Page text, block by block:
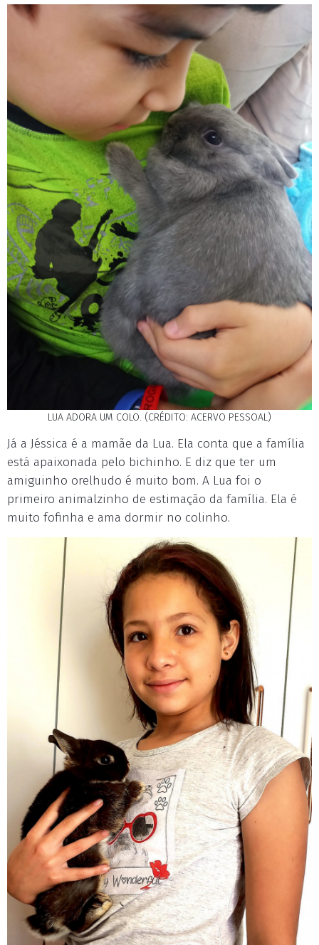
LUA ADORA UM COLO. (CRÉDITO: ACERVO PESSOAL)
Já a Jéssica é a mamãe da Lua. Ela conta que a família
está apaixonada pelo bichinho. E diz que ter um
amiguinho orelhudo é muito bom. A Lua foi o
primeiro animalzinho de estimação da família. Ela é
muito fofinha e ama dormir no colinho.